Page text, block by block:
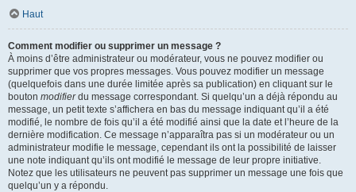
Haut
Comment modifier ou supprimer un message ?
À moins d’être administrateur ou modérateur, vous ne pouvez modifier ou
supprimer que vos propres messages. Vous pouvez modifier un message
(quelquefois dans une durée limitée après sa publication) en cliquant sur le
bouton modifierdu message correspondant. Si quelqu’un a déjà répondu au
message, un petit texte s’affichera en bas du message indiquant qu’il a été
modifié, le nombre de fois qu’il a été modifié ainsi que la date et l’heure de la
dernière modification. Ce message n’apparaîtra pas si un modérateur ou un
administrateur modifie le message, cependant ils ont la possibilité de laisser
une note indiquant qu’ils ont modifié le message de leur propre initiative.
Notez que les utilisateurs ne peuvent pas supprimer un message une fois que
quelqu’un y a répondu.